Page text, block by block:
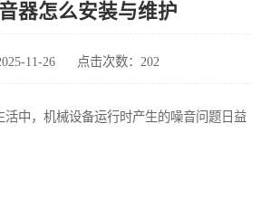
器怎么安装与维护
11-26 点击次数：202
中，机械设备运行时产生的噪音问题日益